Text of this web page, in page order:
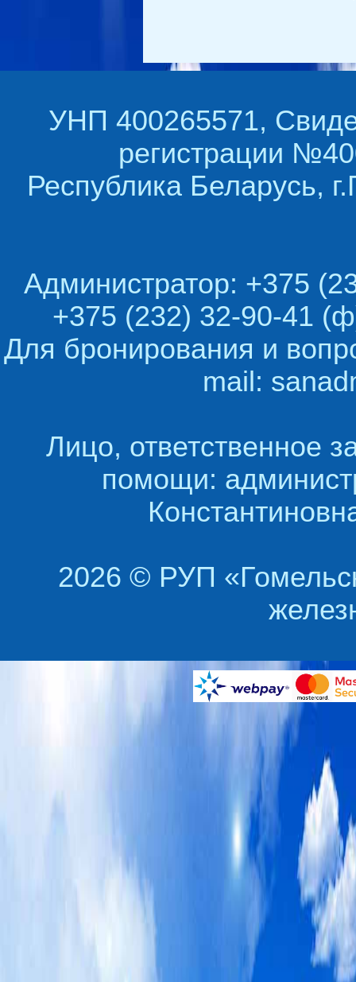
УНП 400265571,
регистрации
Республика Беларусь,
Администратор: +375
+375 (232) 32-90-41
Для бронирования и
mail:
Лицо, ответственное
помощи:
2026 © РУП